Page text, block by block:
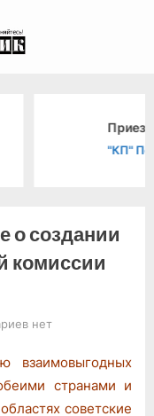
о создании
комиссии
к
Совместное
коммюнике
нет
взаимовыгодных
странами и
советские